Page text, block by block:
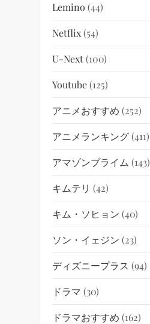
Lemino (44)
Netflix(54)
U-Next(100)
Youtube(125)
アニメおすすめ (252)
アニメランキング(411)
アマゾンプライム (143)
キムテリ (42)
キム・ソヒョン (40)
ソン・イェジン (23)
ディズニープラス (94)
ドラマ (30)
ドラマおすすめ (162)